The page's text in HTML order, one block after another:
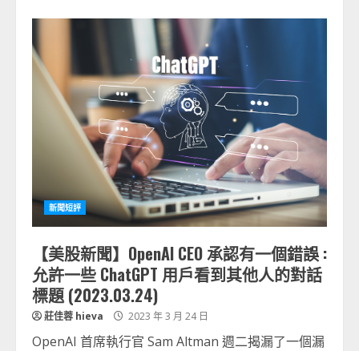
新聞短評
【美股新聞】OpenAI CEO 承認有一個錯誤 :
允許一些 ChatGPT 用戶看到其他人的對話
標題 (2023.03.24)
莊佳蓉 hieva 2023 年 3 月 24 日
OpenAI 首席執行官 Sam Altman 週二揭漏了一個漏